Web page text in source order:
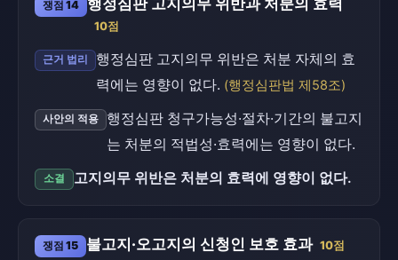
쟁점 14 행정심판 고지의무 위반과 처분의 효력
10점
근거 법리
행정심판 고지의무 위반은 처분 자체의 효
력에는 영향이 없다. (행정심판법 제58조)
사안의 적용
행정심판 청구가능성·절차·기간의 불고지
는 처분의 적법성·효력에는 영향이 없다.
소결 고지의무 위반은 처분의 효력에 영향이 없다.
쟁점 15 불고지·오고지의 신청인 보호 효과 10점